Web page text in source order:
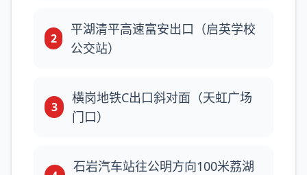
2
平湖清平高速富安出口（启英学校
公交站）
3
横岗地铁C出口斜对面（天虹广场
门口）
石岩汽车站往公明方向100米荔湖